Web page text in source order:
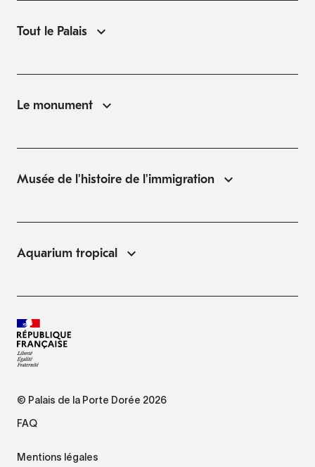
Tout le Palais
Le monument
Musée de l'histoire de l'immigration
Aquarium tropical
© Palais de la Porte Dorée 2026
FAQ
Mentions légales